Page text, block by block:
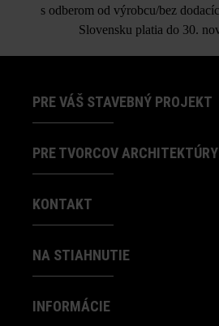
s odberom od výrobcu/bez
Slovensku platia do 30.
PRE VÁŠ STAVEBNÝ PROJEKT
PRE TVORCOV ARCHITEKTÚRY
KONTAKT
NA STIAHNUTIE
INFORMÁCIE